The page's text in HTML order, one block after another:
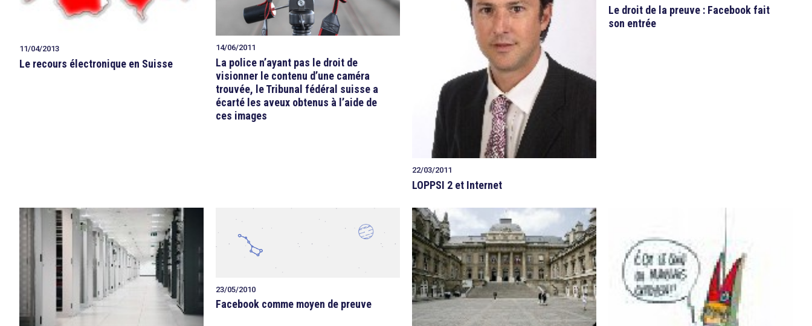
11/04/2013
Le recours électronique en Suisse
14/06/2011
La police n’ayant pas le droit de
visionner le contenu d’une caméra
trouvée, le Tribunal fédéral suisse a
écarté les aveux obtenus à l’aide de
ces images
22/03/2011
LOPPSI 2 et Internet
Le droit de la preuve : Facebook fait
son entrée
23/05/2010
Facebook comme moyen de preuve